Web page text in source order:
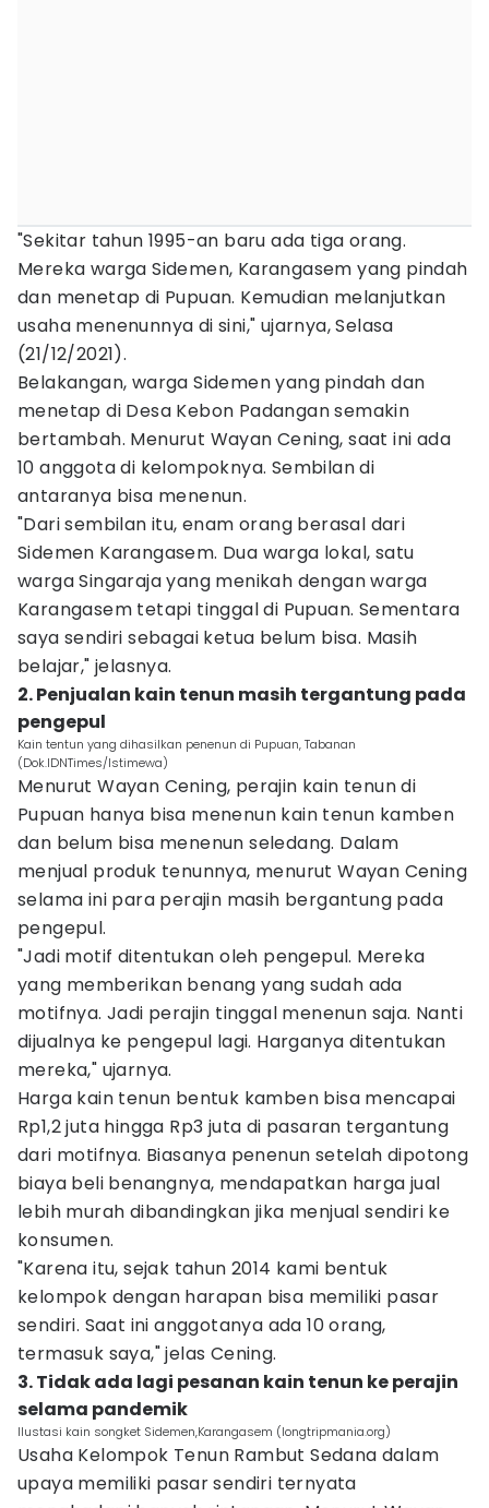
"Sekitar tahun 1995-an baru ada tiga orang.
Mereka warga Sidemen, Karangasem yang pindah
dan menetap di Pupuan. Kemudian melanjutkan
usaha menenunnya di sini," ujarnya, Selasa
(21/12/2021).
Belakangan, warga Sidemen yang pindah dan
menetap di Desa Kebon Padangan semakin
bertambah. Menurut Wayan Cening, saat ini ada
10 anggota di kelompoknya. Sembilan di
antaranya bisa menenun.
"Dari sembilan itu, enam orang berasal dari
Sidemen Karangasem. Dua warga lokal, satu
warga Singaraja yang menikah dengan warga
Karangasem tetapi tinggal di Pupuan. Sementara
saya sendiri sebagai ketua belum bisa. Masih
belajar," jelasnya.
2. Penjualan kain tenun masih tergantung pada
pengepul
Kain tentun yang dihasilkan penenun di Pupuan, Tabanan
(Dok.IDNTimes/Istimewa)
Menurut Wayan Cening, perajin kain tenun di
Pupuan hanya bisa menenun kain tenun kamben
dan belum bisa menenun seledang. Dalam
menjual produk tenunnya, menurut Wayan Cening
selama ini para perajin masih bergantung pada
pengepul.
"Jadi motif ditentukan oleh pengepul. Mereka
yang memberikan benang yang sudah ada
motifnya. Jadi perajin tinggal menenun saja. Nanti
dijualnya ke pengepul lagi. Harganya ditentukan
mereka," ujarnya.
Harga kain tenun bentuk kamben bisa mencapai
Rp1,2 juta hingga Rp3 juta di pasaran tergantung
dari motifnya. Biasanya penenun setelah dipotong
biaya beli benangnya, mendapatkan harga jual
lebih murah dibandingkan jika menjual sendiri ke
konsumen.
"Karena itu, sejak tahun 2014 kami bentuk
kelompok dengan harapan bisa memiliki pasar
sendiri. Saat ini anggotanya ada 10 orang,
termasuk saya," jelas Cening.
3. Tidak ada lagi pesanan kain tenun ke perajin
selama pandemik
Ilustasi kain songket Sidemen,Karangasem (longtripmania.org)
Usaha Kelompok Tenun Rambut Sedana dalam
upaya memiliki pasar sendiri ternyata